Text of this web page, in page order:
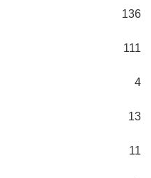
136
111
4
13
11